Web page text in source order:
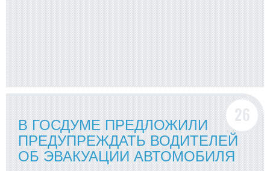
В ГОСДУМЕ ПРЕДЛОЖИЛИ
ПРЕДУПРЕЖДАТЬ ВОДИТЕЛЕЙ
ОБ ЭВАКУАЦИИ АВТОМОБИЛЯ